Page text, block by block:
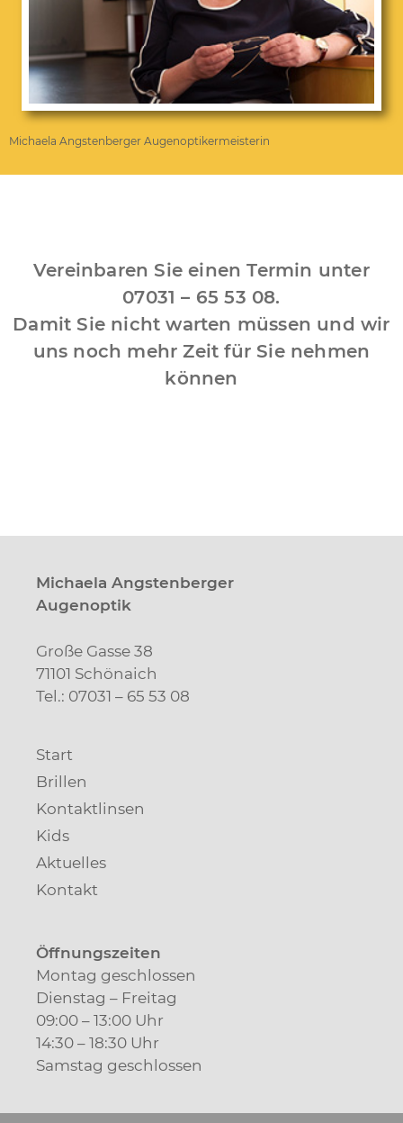
Michaela Angstenberger Augenoptikermeisterin
Vereinbaren Sie einen Termin unter
07031 – 65 53 08.
Damit Sie nicht warten müssen und wir
uns noch mehr Zeit für Sie nehmen
können
Michaela Angstenberger
Augenoptik
Große Gasse 38
71101 Schönaich
Tel.: 07031 – 65 53 08
Start
Brillen
Kontaktlinsen
Kids
Aktuelles
Kontakt
Öffnungszeiten
Montag geschlossen
Dienstag – Freitag
09:00 – 13:00 Uhr
14:30 – 18:30 Uhr
Samstag geschlossen